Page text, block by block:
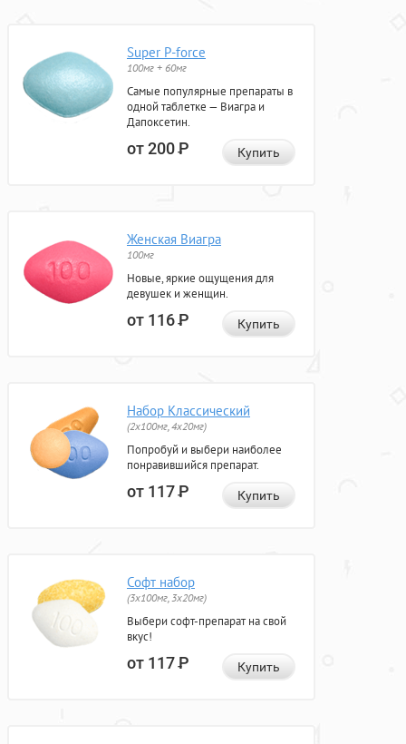
Super P-force
100мг + 60мг
Самые популярные препараты в
одной таблетке — Виагра и
Дапоксетин.
от 200Р Купить
Женская Виагра
100мг
Новые, яркие ощущения для
девушек и женщин.
от 116Р Купить
Набор Классический
(2x100мг, 4x20мг)
Попробуй и выбери наиболее
понравившийся препарат.
от 117Р Купить
Софт набор
(3x100мг, 3x20мг)
Выбери софт-препарат на свой
вкус!
от 117Р Купить